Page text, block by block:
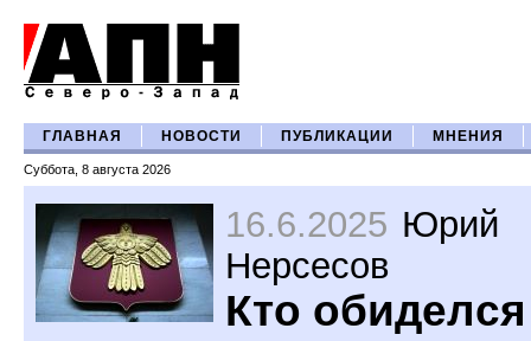
ГЛАВНАЯ НОВОСТИ ПУБЛИКАЦИИ МНЕНИЯ
Суббота, 8 августа 2026
16.6.2025 Юрий
Нерсесов
Кто